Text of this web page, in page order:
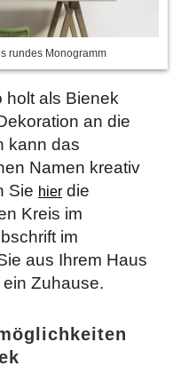
rundes Monogramm
holt als Bienek
an die
kann das
Namen kreativ
Sie hier die
Kreis im
im
aus Ihrem Haus
Zuhause.